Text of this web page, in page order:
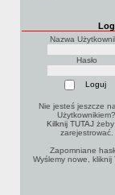
Nazwa
Hasło
Nie jesteś jeszcze
Użytkownikiem?
Kilknij TUTAJżeby
zarejestrować.
Zapomniane
Wyślemy nowe, kliknij